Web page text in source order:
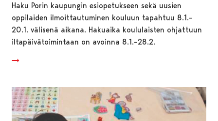
Haku Porin kaupungin esiopetukseen sekä uusien
oppilaiden ilmoittautuminen kouluun tapahtuu 8.1.–
20.1. välisenä aikana. Hakuaika koululaisten ohjattuun
iltapäivätoimintaan on avoinna 8.1.–28.2.